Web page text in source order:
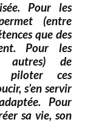
Pour les
(entre
que des
Pour les
autres) de
piloter ces
s’en servir
Pour
sa vie, son